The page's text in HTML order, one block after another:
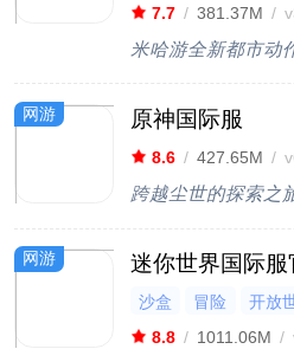
ARPG
7.7 / 381.37M /
米哈游全新都市动
网游 原神国际服
8.6 / 427.65M /
跨越尘世的探索
网游 迷你世界国际服
沙盒 冒险 开放
多人联机
8.8 / 1011.06M /